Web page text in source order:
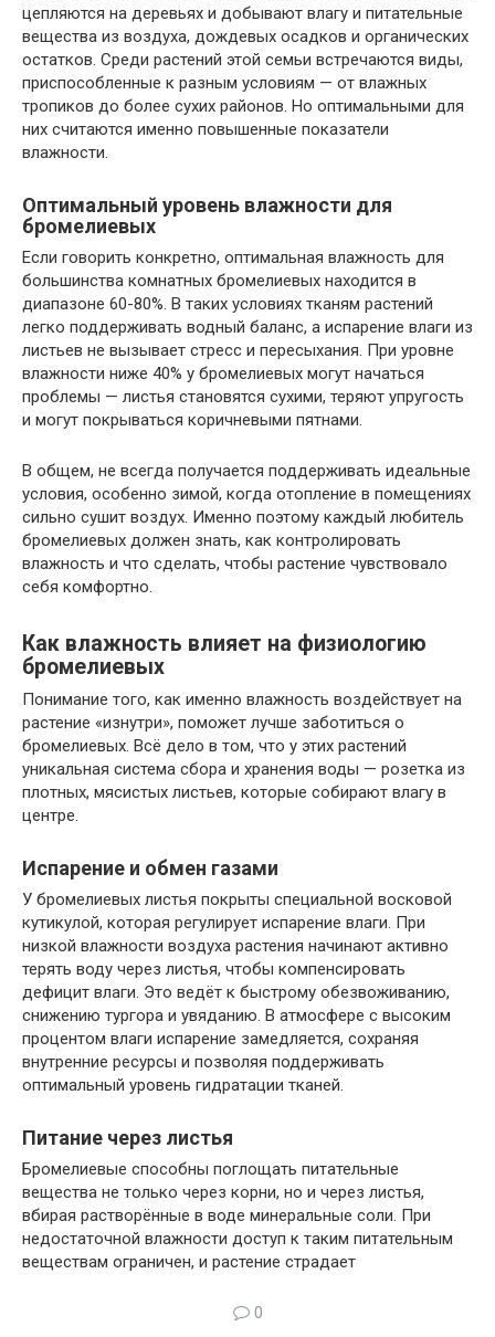
цепляются на деревьях и добывают влагу и питательные
вещества из воздуха, дождевых осадков и органических
остатков. Среди растений этой семьи встречаются виды,
приспособленные к разным условиям — от влажных
тропиков до более сухих районов. Но оптимальными для
них считаются именно повышенные показатели
влажности.
Оптимальный уровень влажности для
бромелиевых
Если говорить конкретно, оптимальная влажность для
большинства комнатных бромелиевых находится в
диапазоне 60-80%. В таких условиях тканям растений
легко поддерживать водный баланс, а испарение влаги из
листьев не вызывает стресс и пересыхания. При уровне
влажности ниже 40% у бромелиевых могут начаться
проблемы — листья становятся сухими, теряют упругость
и могут покрываться коричневыми пятнами.
В общем, не всегда получается поддерживать идеальные
условия, особенно зимой, когда отопление в помещениях
сильно сушит воздух. Именно поэтому каждый любитель
бромелиевых должен знать, как контролировать
влажность и что сделать, чтобы растение чувствовало
себя комфортно.
Как влажность влияет на физиологию
бромелиевых
Понимание того, как именно влажность воздействует на
растение «изнутри», поможет лучше заботиться о
бромелиевых. Всё дело в том, что у этих растений
уникальная система сбора и хранения воды — розетка из
плотных, мясистых листьев, которые собирают влагу в
центре.
Испарение и обмен газами
У бромелиевых листья покрыты специальной восковой
кутикулой, которая регулирует испарение влаги. При
низкой влажности воздуха растения начинают активно
терять воду через листья, чтобы компенсировать
дефицит влаги. Это ведёт к быстрому обезвоживанию,
снижению тургора и увяданию. В атмосфере с высоким
процентом влаги испарение замедляется, сохраняя
внутренние ресурсы и позволяя поддерживать
оптимальный уровень гидратации тканей.
Питание через листья
Бромелиевые способны поглощать питательные
вещества не только через корни, но и через листья,
вбирая растворённые в воде минеральные соли. При
недостаточной влажности доступ к таким питательным
веществам ограничен, и растение страдает
0